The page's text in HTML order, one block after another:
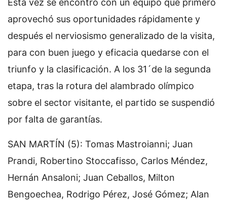
Esta vez se encontró con un equipo que primero
aprovechó sus oportunidades rápidamente y
después el nerviosismo generalizado de la visita,
para con buen juego y eficacia quedarse con el
triunfo y la clasificación. A los 31´de la segunda
etapa, tras la rotura del alambrado olímpico
sobre el sector visitante, el partido se suspendió
por falta de garantías.
SAN MARTÍN (5): Tomas Mastroianni; Juan
Prandi, Robertino Stoccafisso, Carlos Méndez,
Hernán Ansaloni; Juan Ceballos, Milton
Bengoechea, Rodrigo Pérez, José Gómez; Alan